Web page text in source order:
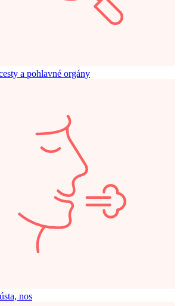
a pohlavné orgány
nos